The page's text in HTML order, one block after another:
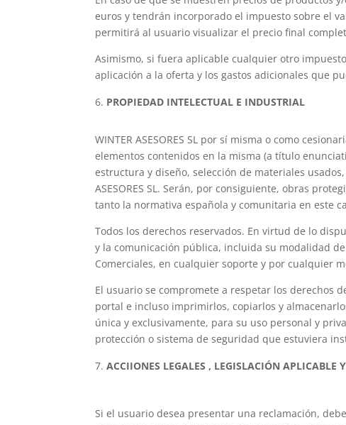
euros y tendrán incorporado el impuesto sobre el
permitirá al usuario visualizar el precio final
Asimismo, si fuera aplicable cualquier otro
aplicación a la oferta y los gastos adicionales que
PROPIEDAD INTELECTUAL E INDUSTRIAL
WINTER ASESORES SL por sí misma o como
elementos contenidos en la misma (a título
estructura y diseño, selección de materiales
ASESORES SL. Serán, por consiguiente, obras
tanto la normativa española y comunitaria en este
Todos los derechos reservados. En virtud de lo
y la comunicación pública, incluida su modalidad
Comerciales, en cualquier soporte y por cualquier
El usuario se compromete a respetar los derechos
portal e incluso imprimirlos, copiarlos y
única y exclusivamente, para su uso personal y
protección o sistema de seguridad que estuviera
ACCIIONES LEGALES , LEGISLACIÓN APLICABLE
Si el usuario desea presentar una reclamación,